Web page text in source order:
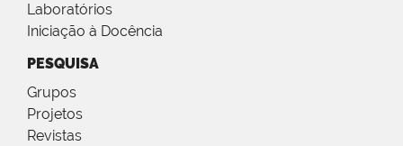
Laboratórios
Iniciação à Docência
PESQUISA
Grupos
Projetos
Revistas